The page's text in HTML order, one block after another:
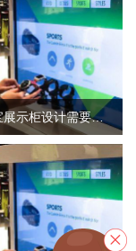
商场珠宝展示柜设计需要考虑三个因素和细节